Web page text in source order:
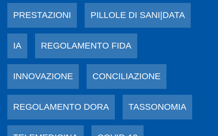
PRESTAZIONI PILLOLE DI SANI|DATA
IA REGOLAMENTO FIDA
INNOVAZIONE CONCILIAZIONE
REGOLAMENTO DORA TASSONOMIA